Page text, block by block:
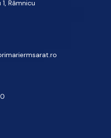
Râmnicu